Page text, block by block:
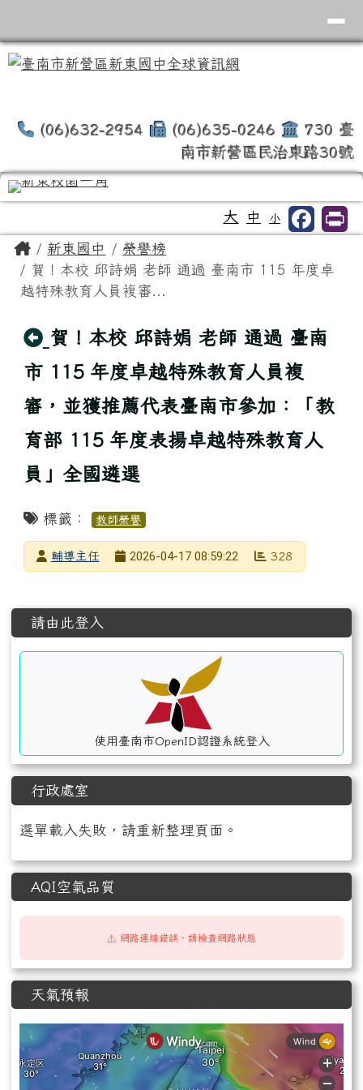
(06)632-2954 (06)635-0246
730 臺
南市新營區民治東路30號
大 中 小
主內容區域
Home新東國中
榮譽榜
賀！本校 邱詩娟 老師 通過 臺南市 115 年度卓
越特殊教育人員複審...
回上頁
賀！本校 邱詩娟 老師 通過 臺南
市 115 年度卓越特殊教育人員複
審，並獲推薦代表臺南市參加：「教
育部 115 年度表揚卓越特殊教育人
員」全國遴選
標籤： 教師榮譽
發布者輔導主任
2026-04-17 08:59:22 328
左邊區域內容
請由此登入
使用臺南市OpenID認證系統登入
行政處室
選單載入失敗，請重新整理頁面。
AQI空氣品質
⚠️ 網路連線錯誤，請檢查網路狀態
天氣預報
頁尾區域